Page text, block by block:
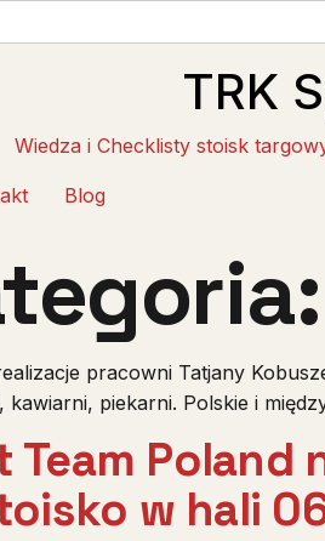
TRK
Wiedza i Checklisty stoisk
Blog
pracowni Tatjany
kawiarni, piekarni. Polskie i
Team Poland
w hali